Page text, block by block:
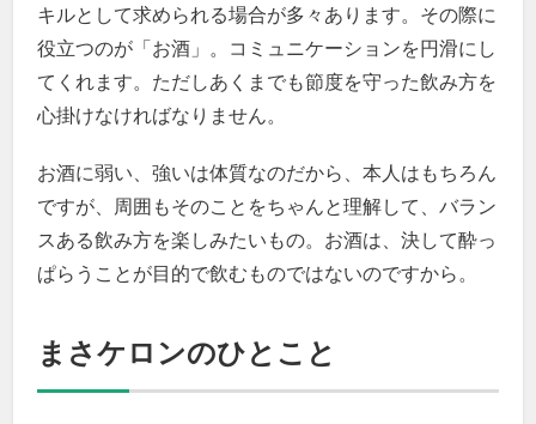
キルとして求められる場合が多々あります。その際に
役立つのが「お酒」。コミュニケーションを円滑にし
てくれます。ただしあくまでも節度を守った飲み方を
心掛けなければなりません。
お酒に弱い、強いは体質なのだから、本人はもちろん
ですが、周囲もそのことをちゃんと理解して、バラン
スある飲み方を楽しみたいもの。お酒は、決して酔っ
ぱらうことが目的で飲むものではないのですから。
まさケロンのひとこと